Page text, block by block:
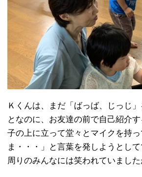
Ｋくんは、まだ「ばっば、じっじ
となのに、お友達の前で自己紹介
子の上に立って堂々とマイクを持っ
ま・・・」と言葉を発しようとして
周りのみんなには笑われていました